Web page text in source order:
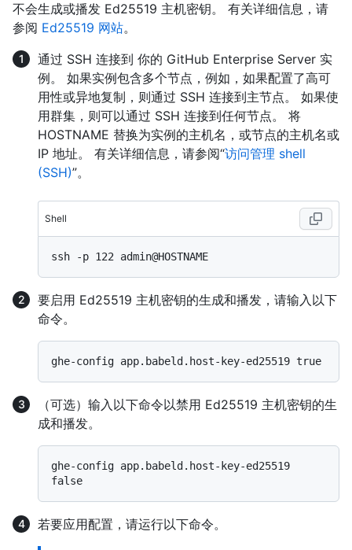
不会生成或播发 Ed25519 主机密钥。 有关详细信息，请
参阅 Ed25519 网站。
通过 SSH 连接到 你的 GitHub Enterprise Server 实
例。 如果实例包含多个节点，例如，如果配置了高可
用性或异地复制，则通过 SSH 连接到主节点。 如果使
用群集，则可以通过 SSH 连接到任何节点。 将
HOSTNAME 替换为实例的主机名，或节点的主机名或
IP 地址。 有关详细信息，请参阅“访问管理 shell
(SSH)”。
Shell
要启用 Ed25519 主机密钥的生成和播发，请输入以下
命令。
（可选）输入以下命令以禁用 Ed25519 主机密钥的生
成和播发。
ghe-config app.babeld.host-key-ed25519
若要应用配置，请运行以下命令。